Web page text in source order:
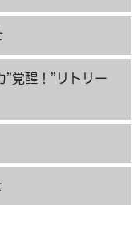
覚醒！”リトリー